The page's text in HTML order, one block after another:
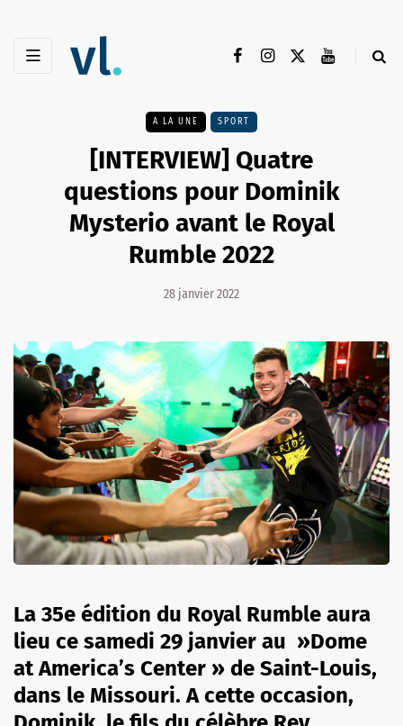
A LA UNE SPORT
[INTERVIEW] Quatre
questions pour Dominik
Mysterio avant le Royal
Rumble 2022
28 janvier 2022
La 35e édition du Royal Rumble aura
lieu ce samedi 29 janvier au »Dome
at America’s Center » de Saint-Louis,
dans le Missouri. A cette occasion,